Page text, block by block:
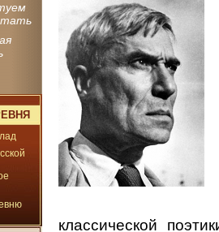
классической